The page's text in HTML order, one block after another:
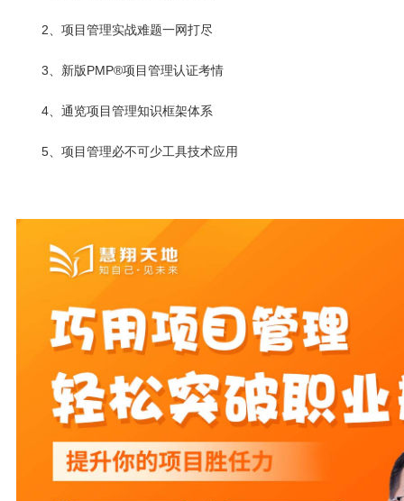
2、项目管理实战难题一网打尽
3、新版PMP®项目管理认证考情
4、通览项目管理知识框架体系
5、项目管理必不可少工具技术应用